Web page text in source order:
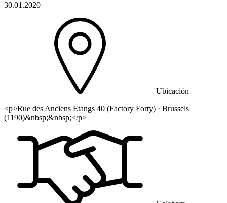
30.01.2020
Ubicación
<p>Rue des Anciens Etangs 40 (Factory Forty) · Brussels
(1190)&nbsp;&nbsp;</p>